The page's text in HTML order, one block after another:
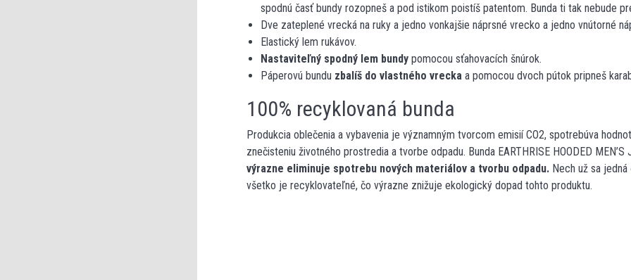
spodnú časť bundy rozopneš a pod istikom poistíš patentom. Bunda ti tak nebude
Dve zateplené vrecká na ruky a jedno vonkajšie náprsné vrecko a jedno vnútorné
Elastický lem rukávov.
Nastaviteľný spodný lem bundy pomocou sťahovacích šnúrok.
Páperovú bundu zbalíš do vlastného vrecka a pomocou dvoch pútok pripneš
100% recyklovaná bunda
Produkcia oblečenia a vybavenia je významným tvorcom emisií CO2, spotrebúva
znečisteniu životného prostredia a tvorbe odpadu. Bunda EARTHRISE HOODED
výrazne eliminuje spotrebu nových materiálov a tvorbu odpadu. Nech už sa
všetko je recyklovateľné, čo výrazne znižuje ekologický dopad tohto produktu.